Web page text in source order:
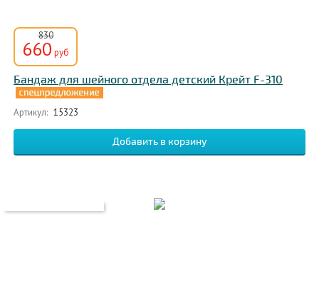
830
660 руб
Бандаж для шейного отдела детский Крейт F-310
Артикул: 15323